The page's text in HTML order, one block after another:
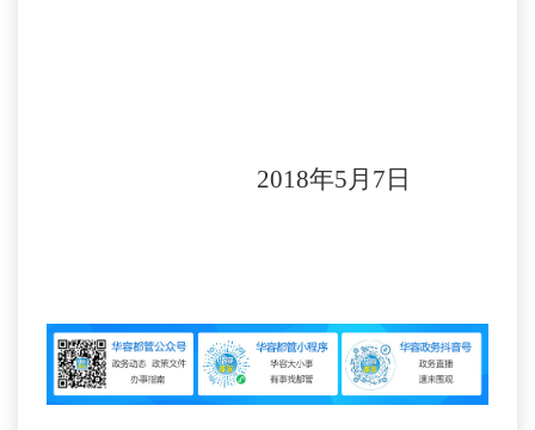
2018年5月7日